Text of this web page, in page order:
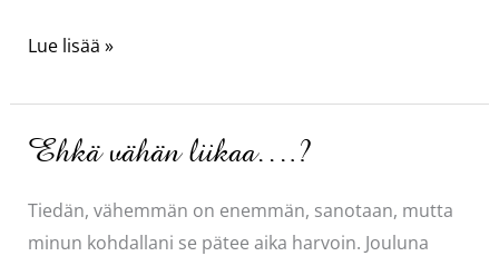
Paras
Lue lisää »
Ehkä vähän liikaa….?
Tiedän, vähemmän on enemmän, sanotaan, mutta
minun kohdallani se pätee aika harvoin. Jouluna